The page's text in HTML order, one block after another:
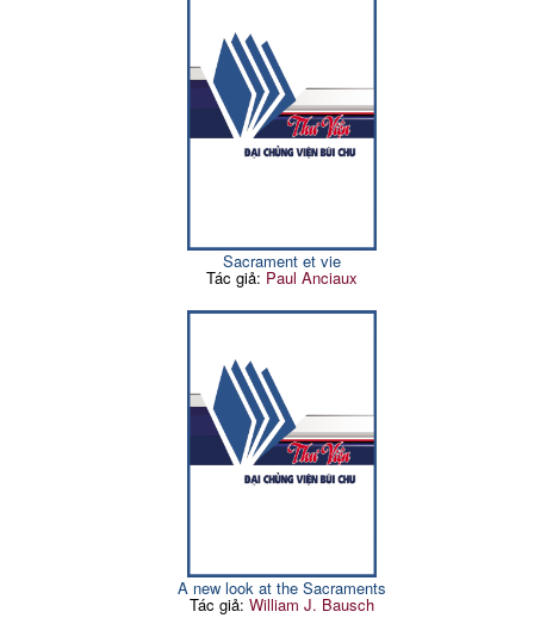
Sacrament et vie
Tác giả: Paul Anciaux
A new look at the Sacraments
Tác giả: William J. Bausch